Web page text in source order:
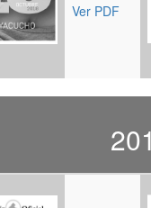
Ver PDF